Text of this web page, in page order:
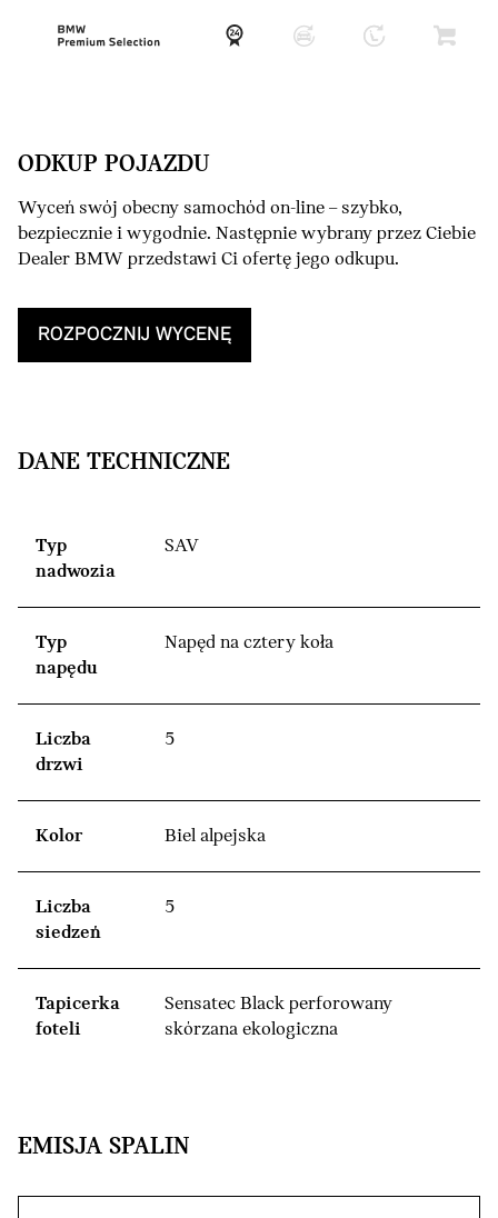
ODKUP POJAZDU
Wyceń swój obecny samochód on-line – szybko,
bezpiecznie i wygodnie. Następnie wybrany przez Ciebie
Dealer BMW przedstawi Ci ofertę jego odkupu.
ROZPOCZNIJ WYCENĘ
DANE TECHNICZNE
Typ
nadwozia
SAV
Typ
napędu
Napęd na cztery koła
Liczba
drzwi
5
Kolor Biel alpejska
Liczba
siedzeń
5
Tapicerka
foteli
Sensatec Black perforowany
skórzana ekologiczna
EMISJA SPALIN